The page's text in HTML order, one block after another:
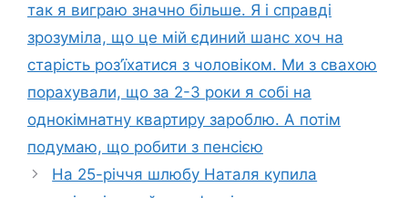
так я виграю значно більше. Я і справді
зрозуміла, що це мій єдиний шанс хоч на
старість роз’їхатися з чоловіком. Ми з свахою
порахували, що за 2-3 роки я собі на
однокімнатну квартиру зароблю. А потім
подумаю, що робити з пенсією
На 25-річчя шлюбу Наталя купила